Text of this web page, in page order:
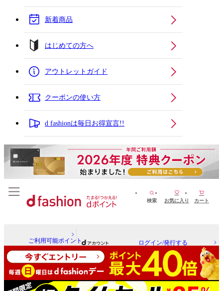
新着商品
はじめての方へ
アウトレットガイド
クーポンの使い方
d fashionは毎日お得宣言!!
検索 お気に入り カート
ご利用可能ポイント ログイン/発行する